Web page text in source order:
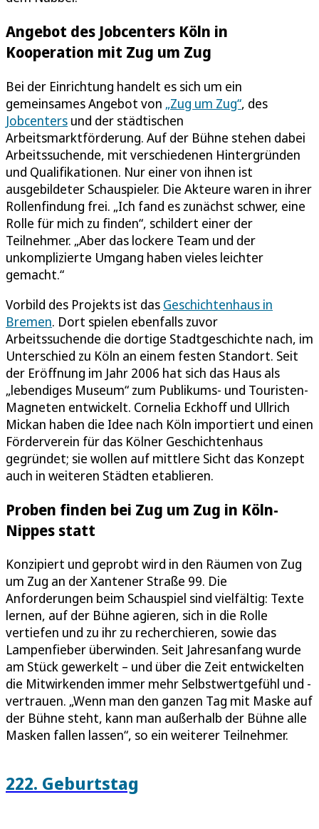
Angebot des Jobcenters Köln in
Kooperation mit Zug um Zug
Bei der Einrichtung handelt es sich um ein
gemeinsames Angebot von „Zug um Zug“, des
Jobcenters und der städtischen
Arbeitsmarktförderung. Auf der Bühne stehen dabei
Arbeitssuchende, mit verschiedenen Hintergründen
und Qualifikationen. Nur einer von ihnen ist
ausgebildeter Schauspieler. Die Akteure waren in ihrer
Rollenfindung frei. „Ich fand es zunächst schwer, eine
Rolle für mich zu finden“, schildert einer der
Teilnehmer. „Aber das lockere Team und der
unkomplizierte Umgang haben vieles leichter
gemacht.“
Vorbild des Projekts ist das Geschichtenhaus in
Bremen. Dort spielen ebenfalls zuvor
Arbeitssuchende die dortige Stadtgeschichte nach, im
Unterschied zu Köln an einem festen Standort. Seit
der Eröffnung im Jahr 2006 hat sich das Haus als
„lebendiges Museum“ zum Publikums- und Touristen-
Magneten entwickelt. Cornelia Eckhoff und Ullrich
Mickan haben die Idee nach Köln importiert und einen
Förderverein für das Kölner Geschichtenhaus
gegründet; sie wollen auf mittlere Sicht das Konzept
auch in weiteren Städten etablieren.
Proben finden bei Zug um Zug in Köln-
Nippes statt
Konzipiert und geprobt wird in den Räumen von Zug
um Zug an der Xantener Straße 99. Die
Anforderungen beim Schauspiel sind vielfältig: Texte
lernen, auf der Bühne agieren, sich in die Rolle
vertiefen und zu ihr zu recherchieren, sowie das
Lampenfieber überwinden. Seit Jahresanfang wurde
am Stück gewerkelt – und über die Zeit entwickelten
die Mitwirkenden immer mehr Selbstwertgefühl und -
vertrauen. „Wenn man den ganzen Tag mit Maske auf
der Bühne steht, kann man außerhalb der Bühne alle
Masken fallen lassen“, so ein weiterer Teilnehmer.
222. Geburtstag